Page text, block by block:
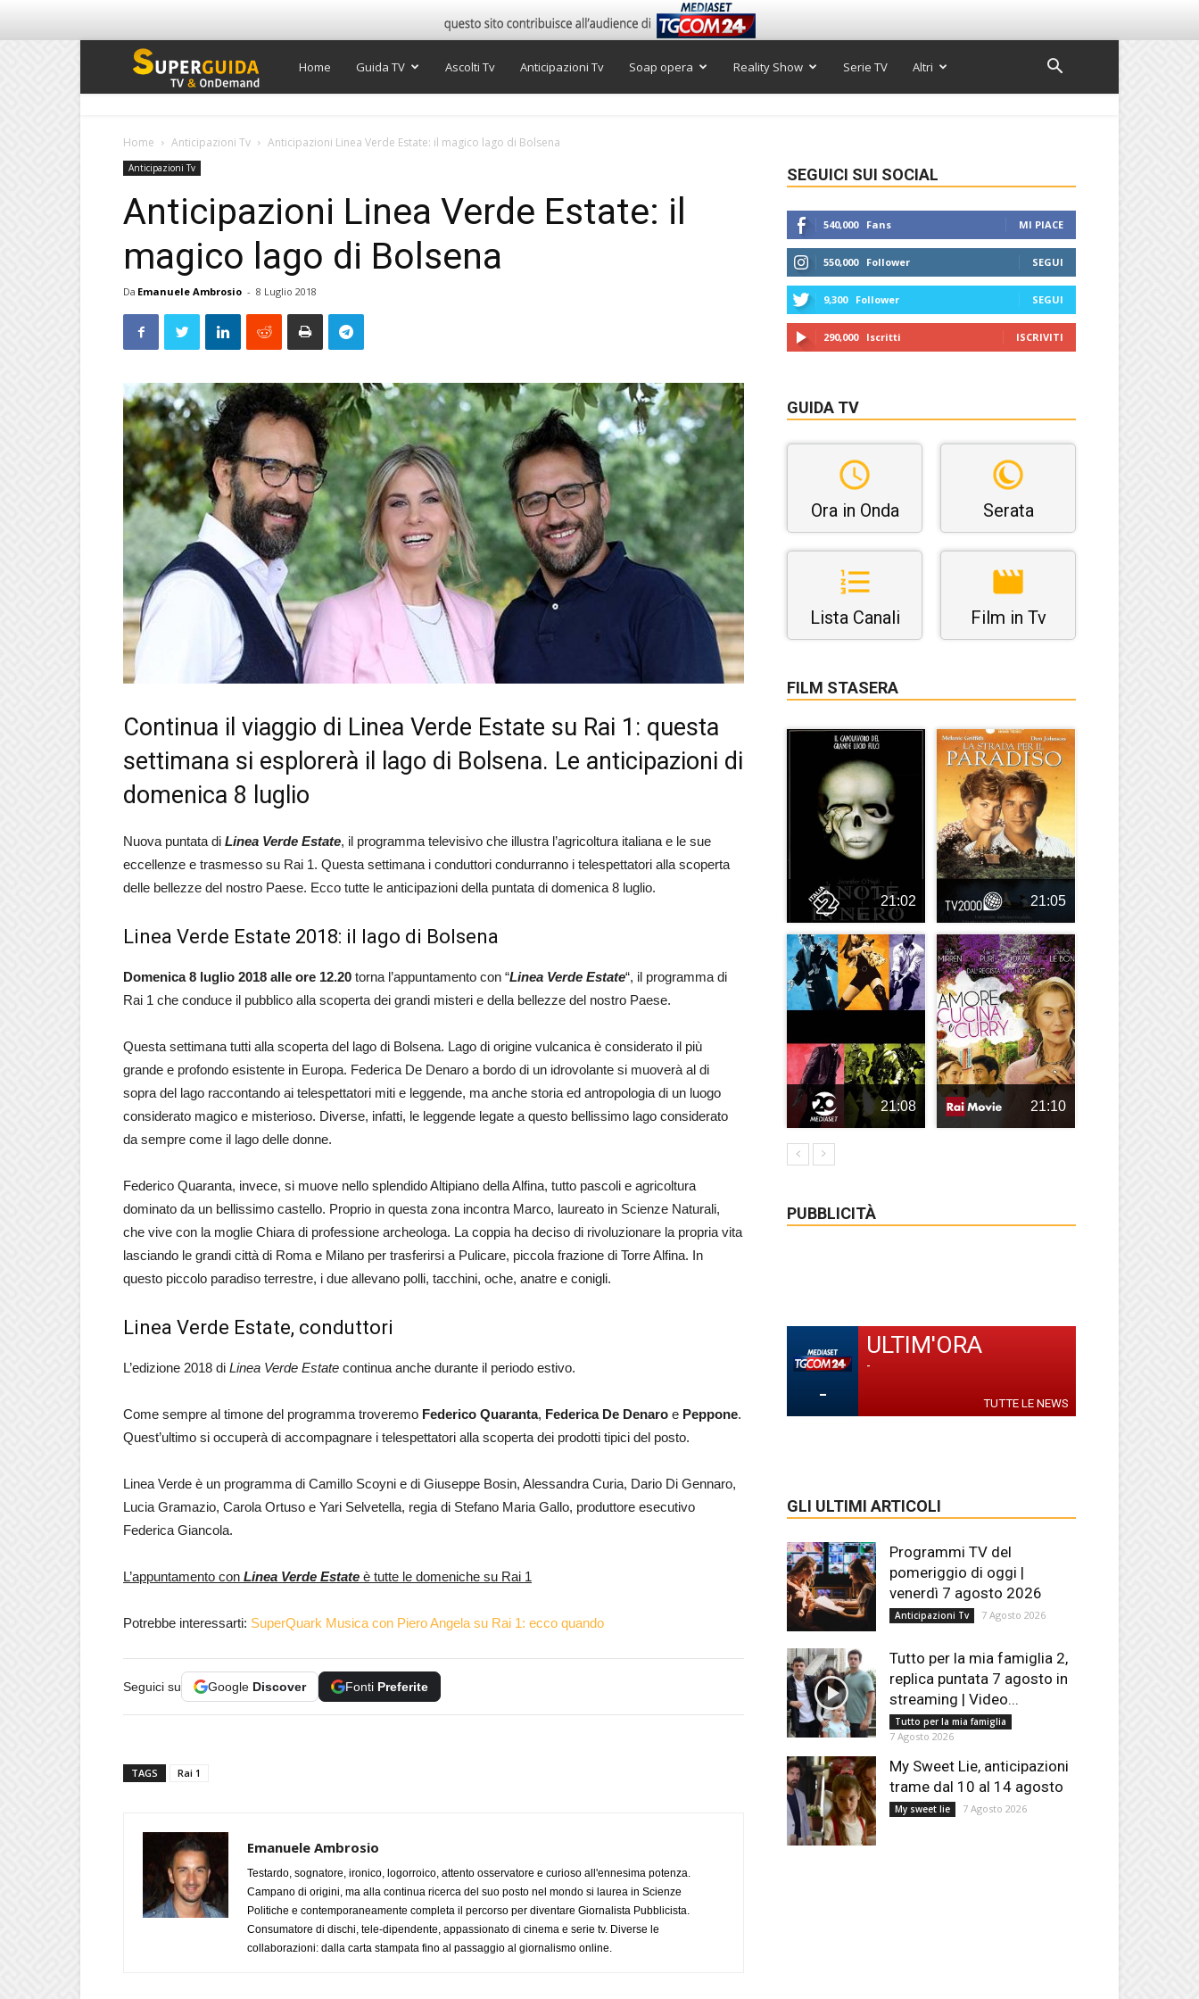
Super
Home Guida TV Ascolti Tv Anticipazioni Tv Soap opera Reality Show Serie TV Altri
Home Anticipazioni Tv Anticipazioni Linea Verde Estate: il magico lago di Bolsena
Anticipazioni Tv
Anticipazioni Linea Verde Estate: il
magico lago di Bolsena
Da Emanuele Ambrosio - 8 Luglio 2018
Continua il viaggio di Linea Verde Estate su Rai 1: questa
settimana si esplorerà il lago di Bolsena. Le anticipazioni di
domenica 8 luglio
Nuova puntata di Linea Verde Estate, il programma televisivo che illustra l’agricoltura italiana e le sue
eccellenze e trasmesso su Rai 1. Questa settimana i conduttori condurranno i telespettatori alla scoperta
delle bellezze del nostro Paese. Ecco tutte le anticipazioni della puntata di domenica 8 luglio.
Linea Verde Estate 2018: il lago di Bolsena
Domenica 8 luglio 2018 alle ore 12.20 torna l’appuntamento con “Linea Verde Estate“, il programma di
Rai 1 che conduce il pubblico alla scoperta dei grandi misteri e della bellezze del nostro Paese.
Questa settimana tutti alla scoperta del lago di Bolsena. Lago di origine vulcanica è considerato il più
grande e profondo esistente in Europa. Federica De Denaro a bordo di un idrovolante si muoverà al di
sopra del lago raccontando ai telespettatori miti e leggende, ma anche storia ed antropologia di un luogo
considerato magico e misterioso. Diverse, infatti, le leggende legate a questo bellissimo lago considerato
da sempre come il lago delle donne.
Federico Quaranta, invece, si muove nello splendido Altipiano della Alfina, tutto pascoli e agricoltura
dominato da un bellissimo castello. Proprio in questa zona incontra Marco, laureato in Scienze Naturali,
che vive con la moglie Chiara di professione archeologa. La coppia ha deciso di rivoluzionare la propria vita
lasciando le grandi città di Roma e Milano per trasferirsi a Pulicare, piccola frazione di Torre Alfina. In
questo piccolo paradiso terrestre, i due allevano polli, tacchini, oche, anatre e conigli.
Linea Verde Estate, conduttori
L’edizione 2018 di Linea Verde Estate continua anche durante il periodo estivo.
Come sempre al timone del programma troveremo Federico Quaranta, Federica De Denaro e Peppone.
Quest’ultimo si occuperà di accompagnare i telespettatori alla scoperta dei prodotti tipici del posto.
Linea Verde è un programma di Camillo Scoyni e di Giuseppe Bosin, Alessandra Curia, Dario Di Gennaro,
Lucia Gramazio, Carola Ortuso e Yari Selvetella, regia di Stefano Maria Gallo, produttore esecutivo
Federica Giancola.
L’appuntamento con Linea Verde Estate è tutte le domeniche su Rai 1
Potrebbe interessarti: SuperQuark Musica con Piero Angela su Rai 1: ecco quando
Seguici su Google Discover Fonti Preferite
TAGS Rai 1
Emanuele Ambrosio
Testardo, sognatore, ironico, logorroico, attento osservatore e curioso all'ennesima potenza.
Campano di origini, ma alla continua ricerca del suo posto nel mondo si laurea in Scienze
Politiche e contemporaneamente completa il percorso per diventare Giornalista Pubblicista.
Consumatore di dischi, tele-dipendente, appassionato di cinema e serie tv. Diverse le
collaborazioni: dalla carta stampata fino al passaggio al giornalismo online.
SEGUICI SUI SOCIAL
540,000 Fans MI PIACE
550,000 Follower SEGUI
9,300 Follower SEGUI
290,000 Iscritti ISCRIVITI
GUIDA TV
Ora in Onda Serata
Lista Canali Film in Tv
FILM STASERA
21:02 21:05
21:08 21:10
PUBBLICITÀ
-
ULTIM'ORA
-
TUTTE LE NEWS
GLI ULTIMI ARTICOLI
Programmi TV del
pomeriggio di oggi |
venerdì 7 agosto 2026
Anticipazioni Tv 7 Agosto 2026
Tutto per la mia famiglia 2,
replica puntata 7 agosto in
streaming | Video...
Tutto per la mia famiglia
7 Agosto 2026
My Sweet Lie, anticipazioni
trame dal 10 al 14 agosto
My sweet lie 7 Agosto 2026